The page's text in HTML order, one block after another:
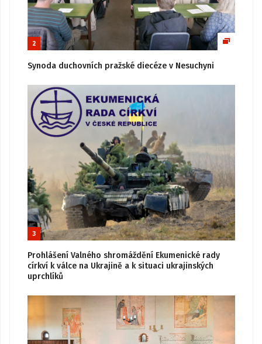
2
Synoda duchovních pražské diecéze v Nesuchyni
3
Prohlášení Valného shromáždění Ekumenické rady
církví k válce na Ukrajině a k situaci ukrajinských
uprchlíků